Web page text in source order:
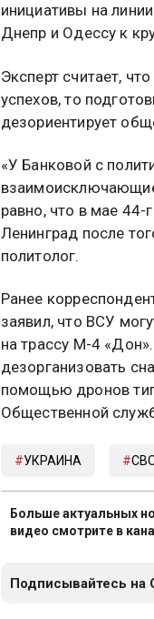
инициативы на
Днепр и Одессу к
Эксперт считает,
успехов, то
дезориентирует
«У Банковой с
равно, что в мае 44-
Ленинград после
политолог.
Ранее
заявил, что ВСУ
на трассу М-4
дезорганизовать
помощью дронов
Общественной
УКРАИНА
Больше актуальных
видео смотрите в
Подписывайтесь на